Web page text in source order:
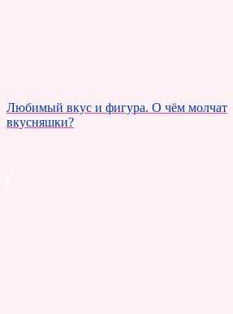
Любимый вкус и фигура. О чём молчат
вкусняшки?